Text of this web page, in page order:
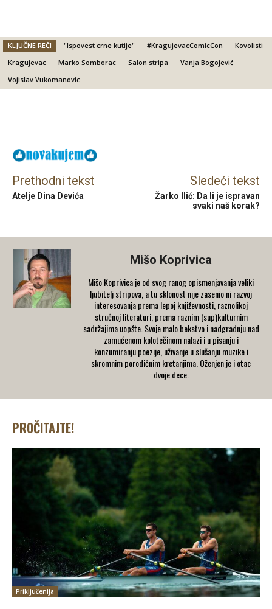
KLJUČNE REČI "Ispovest crne kutije" #KragujevacComicCon
Kovolisti
Kragujevac
Marko Somborac Salon stripa
Vanja Bogojević
Vojislav Vukomanovic.
Prethodni tekst
Atelje Dina Devića
Sledeći tekst
Žarko Ilić: Da li je ispravan
svaki naš korak?
Mišo Koprivica
Mišo Koprivica je od svog ranog opismenjavanja veliki
ljubitelj stripova, a tu sklonost nije zasenio ni razvoj
interesovanja prema lepoj književnosti, raznolikoj
stručnoj literaturi, prema raznim (sup)kulturnim
sadržajima uopšte. Svoje malo bekstvo i nadgradnju nad
zamućenom kolotečinom nalazi i u pisanju i
konzumiranju poezije, uživanje u slušanju muzike i
skromnim porodičnim kretanjima. Oženjen je i otac
dvoje dece.
PROČITAJTE!
Priključenija